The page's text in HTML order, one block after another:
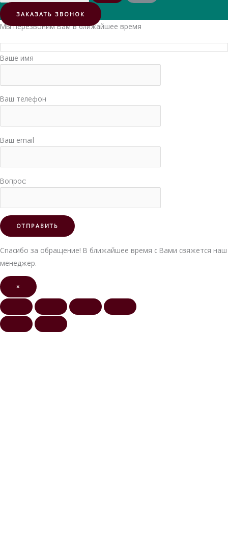
ЗАКАЗАТЬ ЗВОНОК
Мы перезвоним Вам в ближайшее время
Ваше имя
Ваш телефон
Ваш email
Вопрос:
Спасибо за обращение! В ближайшее время с Вами свяжется наш
менеджер.
×